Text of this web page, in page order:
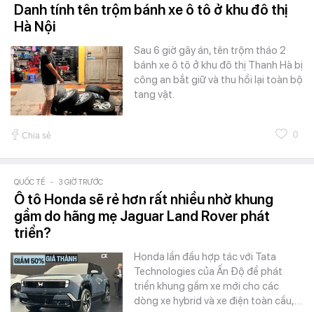
Danh tính tên trộm bánh xe ô tô ở khu đô thị
Hà Nội
Sau 6 giờ gây án, tên trộm tháo 2
bánh xe ô tô ở khu đô thị Thanh Hà bị
công an bắt giữ và thu hồi lại toàn bộ
tang vật.
Chia sẻ 0
QUỐC TẾ - 3 GIỜ TRƯỚC
Ô tô Honda sẽ rẻ hơn rất nhiều nhờ khung
gầm do hãng mẹ Jaguar Land Rover phát
triển?
Honda lần đầu hợp tác với Tata
Technologies của Ấn Độ để phát
triển khung gầm xe mới cho các
dòng xe hybrid và xe điện toàn cầu,…